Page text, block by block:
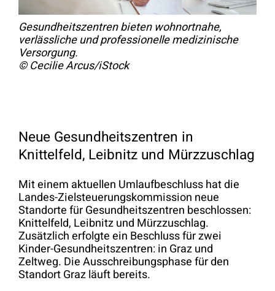
Gesundheitszentren bieten wohnortnahe,
verlässliche und professionelle medizinische
Versorgung.
© Cecilie Arcus/iStock
Neue Gesundheitszentren in
Knittelfeld, Leibnitz und Mürzzuschlag
Mit einem aktuellen Umlaufbeschluss hat die
Landes-Zielsteuerungskommission neue
Standorte für Gesundheitszentren beschlossen:
Knittelfeld, Leibnitz und Mürzzuschlag.
Zusätzlich erfolgte ein Beschluss für zwei
Kinder-Gesundheitszentren: in Graz und
Zeltweg. Die Ausschreibungsphase für den
Standort Graz läuft bereits.